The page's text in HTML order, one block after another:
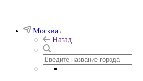
Москва
Назад